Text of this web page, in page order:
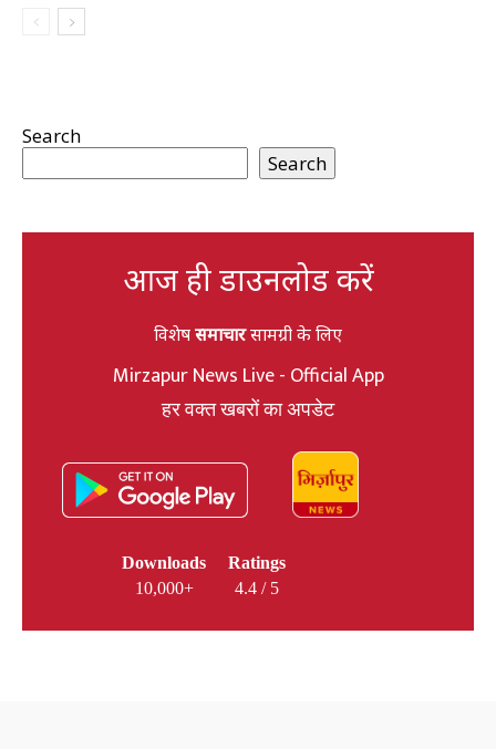
Search
Search
आज ही डाउनलोड करें
विशेषसमाचारसामग्री के लिए
Mirzapur News Live - Official App
हर वक्त खबरों का अपडेट
Downloads
10,000+
Ratings
4.4 / 5